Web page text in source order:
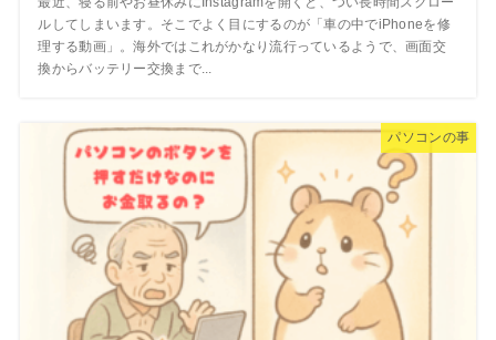
ルしてしまいます。そこでよく目にするのが「車の中でiPhoneを修
理する動画」。海外ではこれがかなり流行っているようで、画面交
換からバッテリー交換まで...
パソコンの事